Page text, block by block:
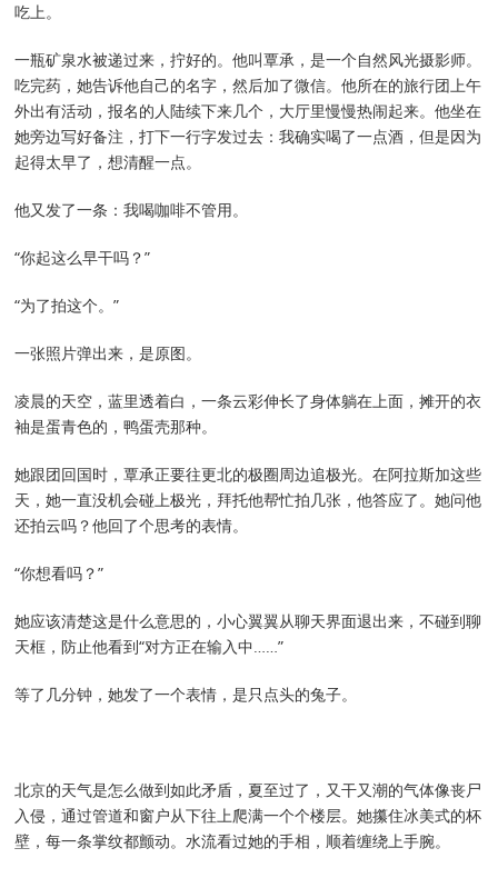
吃上。
一瓶矿泉水被递过来，拧好的。他叫覃承，是一个自然风光摄影师。
吃完药，她告诉他自己的名字，然后加了微信。他所在的旅行团上午
外出有活动，报名的人陆续下来几个，大厅里慢慢热闹起来。他坐在
她旁边写好备注，打下一行字发过去：我确实喝了一点酒，但是因为
起得太早了，想清醒一点。
他又发了一条：我喝咖啡不管用。
“你起这么早干吗？”
“为了拍这个。”
一张照片弹出来，是原图。
凌晨的天空，蓝里透着白，一条云彩伸长了身体躺在上面，摊开的衣
袖是蛋青色的，鸭蛋壳那种。
她跟团回国时，覃承正要往更北的极圈周边追极光。在阿拉斯加这些
天，她一直没机会碰上极光，拜托他帮忙拍几张，他答应了。她问他
还拍云吗？他回了个思考的表情。
“你想看吗？”
她应该清楚这是什么意思的，小心翼翼从聊天界面退出来，不碰到聊
天框，防止他看到“对方正在输入中……”
等了几分钟，她发了一个表情，是只点头的兔子。
北京的天气是怎么做到如此矛盾，夏至过了，又干又潮的气体像丧尸
入侵，通过管道和窗户从下往上爬满一个个楼层。她攥住冰美式的杯
壁，每一条掌纹都颤动。水流看过她的手相，顺着缠绕上手腕。